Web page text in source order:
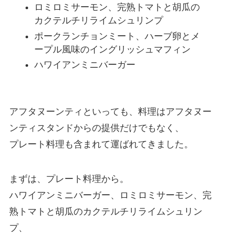
ロミロミサーモン、完熟トマトと胡瓜の
カクテルチリライムシュリンプ
ポークランチョンミート、ハーブ卵とメ
ープル風味のイングリッシュマフィン
ハワイアンミニバーガー
アフタヌーンティといっても、料理はアフタヌー
ンティスタンドからの提供だけでもなく、
プレート料理も含まれて運ばれてきました。
まずは、プレート料理から。
ハワイアンミニバーガー、ロミロミサーモン、完
熟トマトと胡瓜のカクテルチリライムシュリン
プ、